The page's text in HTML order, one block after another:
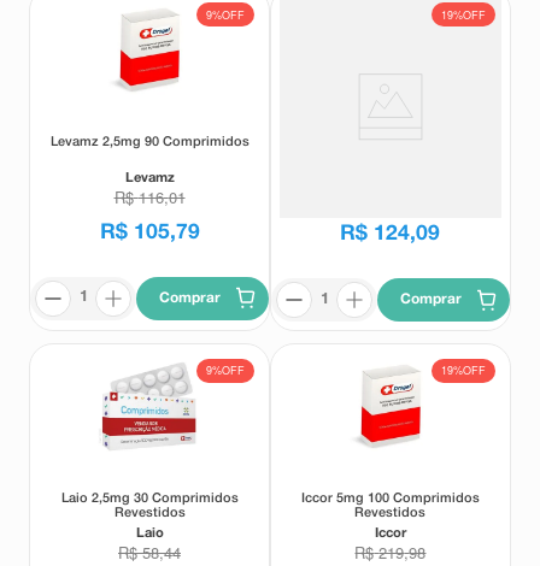
9%OFF
Levamz 2,5mg 90 Comprimidos
Levamz
R$ 116,01
R$ 105,79
Comprar
19%OFF
R$ 124,09
Comprar
9%OFF
Laio 2,5mg 30 Comprimidos
Revestidos
Laio
R$ 58,44
19%OFF
Iccor 5mg 100 Comprimidos
Revestidos
Iccor
R$ 219,98